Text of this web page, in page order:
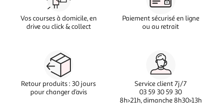
Vos courses à domicile, en
drive ou click & collect
Paiement sécurisé en ligne
ou au retrait
Retour produits : 30 jours
pour changer d’avis
Service client 7j/7
03 59 30 59 30
8h>21h, dimanche 8h30>13h